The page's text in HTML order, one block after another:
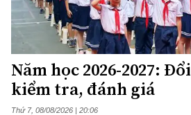
Năm học 2026-2027:
kiểm tra, đánh giá
Thứ 7, 08/08/2026 | 20:06